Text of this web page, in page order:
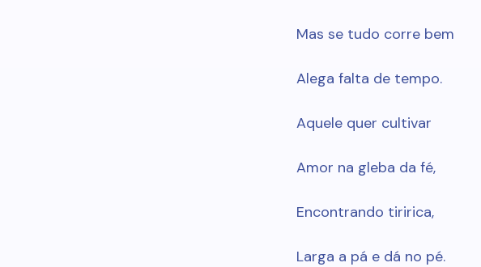
Mas se tudo corre bem
Alega falta de tempo.
Aquele quer cultivar
Amor na gleba da fé,
Encontrando tiririca,
Larga a pá e dá no pé.